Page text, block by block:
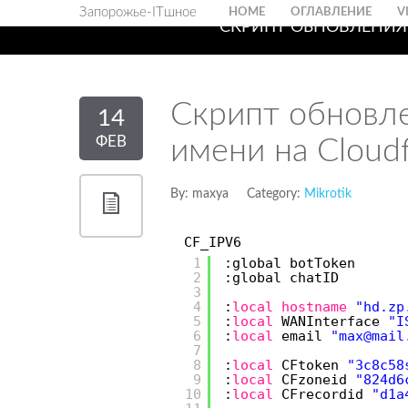
СКРИПТ ОБНОВЛЕНИЯ
Запорожье-ITшное HOME ОГЛАВЛЕНИЕ
14
ФЕВ
Скрипт
имени на
By: maxya Category: Mikrotik
CF_IPV6
1
2
3
4
5
6
7
8
9
10
:global botToken
:global chatID
: local hostname
: local WANInterface
: local email
: local CFtoken
: local CFzoneid
: local CFrecordid